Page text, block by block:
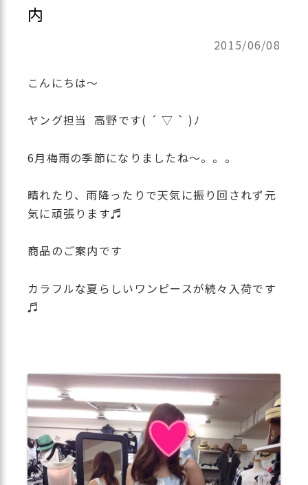
内
2015/06/08
こんにちは〜
ヤング担当 高野です( ´ ▽ ` )ﾉ
6月梅雨の季節になりましたね〜。。。
晴れたり、雨降ったりで天気に振り回されず元
気に頑張ります♬
商品のご案内です
カラフルな夏らしいワンピースが続々入荷です
♬